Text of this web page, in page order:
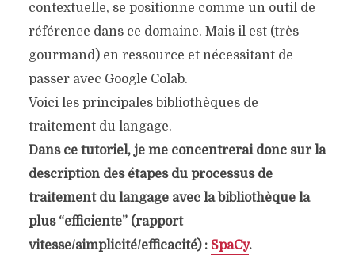
contextuelle, se positionne comme un outil de
référence dans ce domaine. Mais il est (très
gourmand) en ressource et nécessitant de
passer avec Google Colab.
Voici les principales bibliothèques de
traitement du langage.
Dans ce tutoriel, je me concentrerai donc sur la
description des étapes du processus de
traitement du langage avec la bibliothèque la
plus “efficiente” (rapport
vitesse/simplicité/efficacité) : SpaCy.